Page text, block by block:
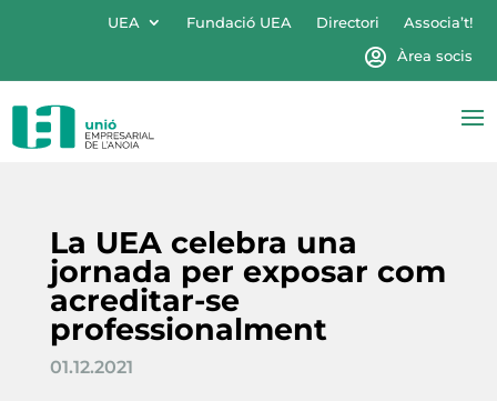
UEA Fundació UEA Directori
Associa’t!
Àrea socis
La UEA celebra una
jornada per exposar com
acreditar-se
professionalment
01.12.2021